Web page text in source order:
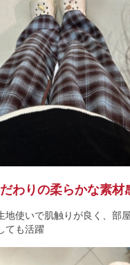
わりの柔らかな素材
地使いで肌触りが良く、部
ても活躍